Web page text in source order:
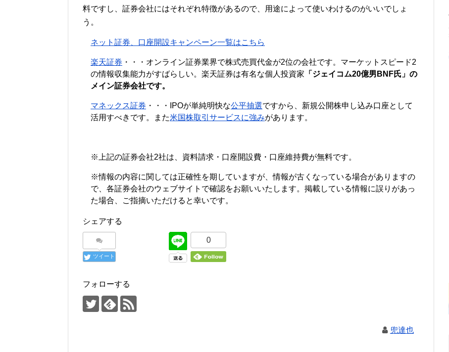
料ですし、証券会社にはそれぞれ特徴があるので、用途によって使いわけるのがいいでしょ
う。
ネット証券、口座開設キャンペーン一覧はこちら
楽天証券 ・・・オンライン証券業界で株式売買代金が2位の会社です。マーケットスピード2
の情報収集能力がすばらしい。楽天証券は有名な個人投資家 「ジェイコム20億男BNF氏」の
メイン証券会社です。
マネックス証券 ・・・IPOが単純明快な公平抽選ですから、新規公開株申し込み口座として
活用すべきです。また米国株取引サービスに強みがあります。
※上記の証券会社2社は、資料請求・口座開設費・口座維持費が無料です。
※情報の内容に関しては正確性を期していますが、情報が古くなっている場合がありますの
で、各証券会社のウェブサイトで確認をお願いいたします。掲載している情報に誤りがあっ
た場合、ご指摘いただけると幸いです。
シェアする
ツイート
0
フォローする
兜達也